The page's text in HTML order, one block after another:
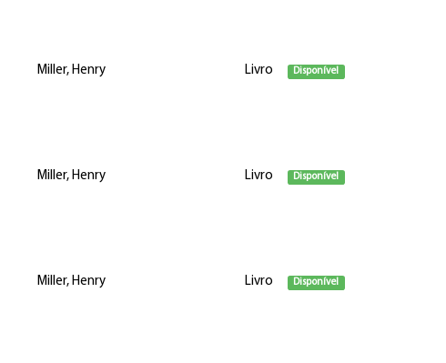
Miller, Henry Livro Disponível
Miller, Henry Livro Disponível
Miller, Henry Livro Disponível